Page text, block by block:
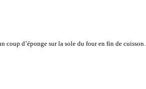
coup d’éponge sur la sole du four en fin de cuisson.